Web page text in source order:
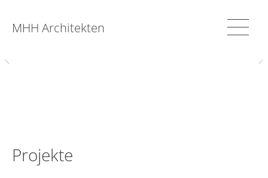
MHH Architekten
Projekte